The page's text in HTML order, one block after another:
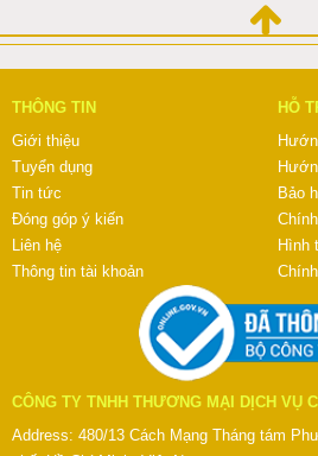
THÔNG TIN
Giới thiệu
Tuyển dụng
Tin tức
Đóng góp ý kiến
Liên hệ
Thông tin tài khoản
HỖ
Bảo
Hình
CÔNG TY TNHH THƯƠNG MẠI DỊCH VỤ
Address: 480/13 Cách Mạng Tháng tám